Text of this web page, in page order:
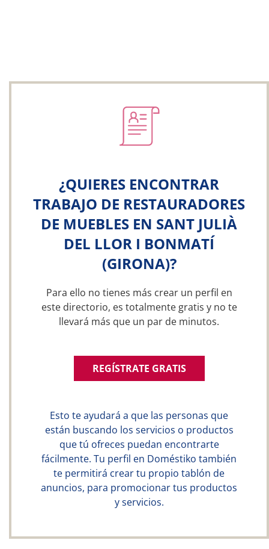
¿QUIERES ENCONTRAR
TRABAJO DE RESTAURADORES
DE MUEBLES EN SANT JULIÀ
DEL LLOR I BONMATÍ
(GIRONA)?
Para ello no tienes más crear un perfil en
este directorio, es totalmente gratis y no te
llevará más que un par de minutos.
REGÍSTRATE GRATIS
Esto te ayudará a que las personas que
están buscando los servicios o productos
que tú ofreces puedan encontrarte
fácilmente. Tu perfil en Doméstiko también
te permitirá crear tu propio tablón de
anuncios, para promocionar tus productos
y servicios.